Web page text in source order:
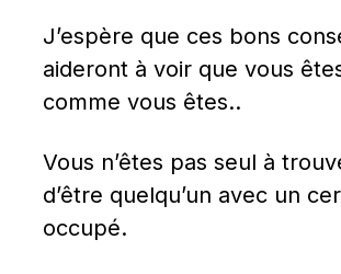
J’espère que ces bons
aideront à voir que vous
comme vous êtes..
Vous n’êtes pas seul à
d’être quelqu’un avec un
occupé.